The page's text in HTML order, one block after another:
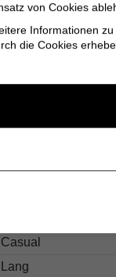
Unifarben
Casual
Lang
von Cookies
Informationen
die Cookies